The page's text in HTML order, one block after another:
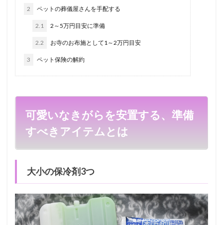
2 ペットの葬儀屋さんを手配する
2.1 2～5万円目安に準備
2.2 お寺のお布施として1～2万円目安
3 ペット保険の解約
可愛いなきがらを安置する、準備
すべきアイテムとは
大小の保冷剤3つ